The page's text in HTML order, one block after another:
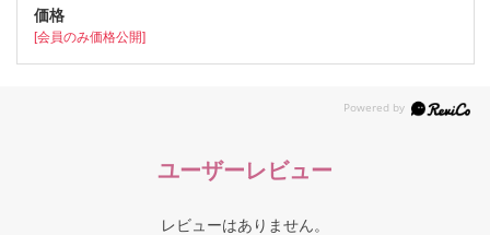
[会員のみ価格公開]
ユーザーレビュー
レビューはありません。